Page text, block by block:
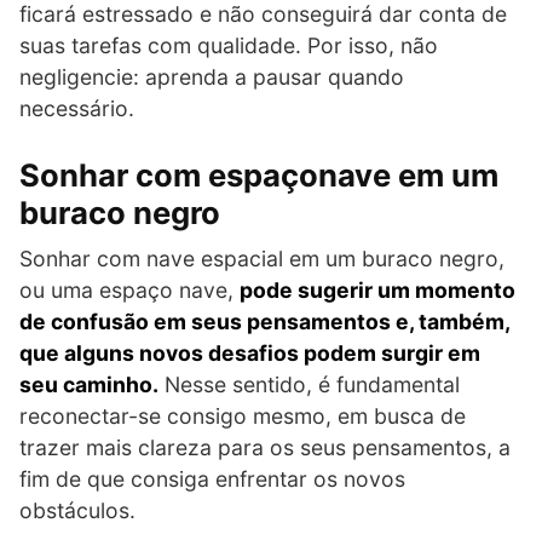
ficará estressado e não conseguirá dar conta de
suas tarefas com qualidade. Por isso, não
negligencie: aprenda a pausar quando
necessário.
Sonhar com espaçonave em um
buraco negro
Sonhar com nave espacial em um buraco negro,
ou uma espaço nave, pode sugerir um momento
de confusão em seus pensamentos e, também,
que alguns novos desafios podem surgir em
seu caminho. Nesse sentido, é fundamental
reconectar-se consigo mesmo, em busca de
trazer mais clareza para os seus pensamentos, a
fim de que consiga enfrentar os novos
obstáculos.